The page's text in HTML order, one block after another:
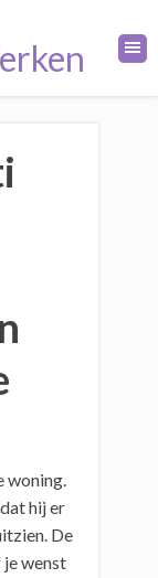
woning.
hij er
De
je wenst